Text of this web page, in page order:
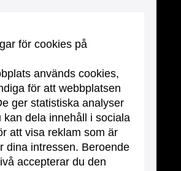
för cookies på
används cookies,
för att webbplatsen
ger statistiska analyser
kan dela innehåll i sociala
att visa reklam som är
dina intressen. Beroende
accepterar du den